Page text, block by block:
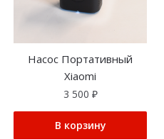
Насос Портативный
Xiaomi
3 500 ₽
В корзину